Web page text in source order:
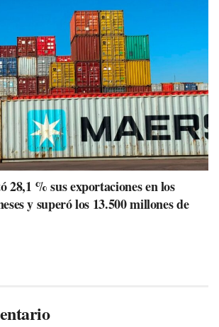
28,1 % sus exportaciones en los
y superó los 13.500 millones de